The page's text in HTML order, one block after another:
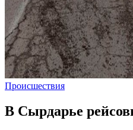
Происшествия
В Сырдарье